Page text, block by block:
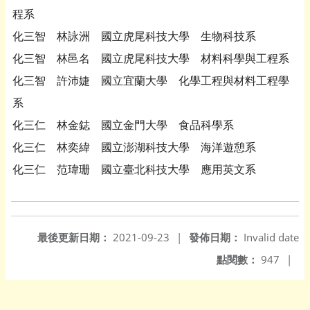
程系
化三智 林詠洲 國立虎尾科技大學 生物科技系
化三智 林邑名 國立虎尾科技大學 材料科學與工程系
化三智 許沛婕 國立宜蘭大學 化學工程與材料工程學
系
化三仁 林金鋕 國立金門大學 食品科學系
化三仁 林奕緯 國立澎湖科技大學 海洋遊憩系
化三仁 范瑋珊 國立臺北科技大學 應用英文系
發佈日期： Invalid date
最後更新日期： 2021-09-23
|
點閱數： 947 |